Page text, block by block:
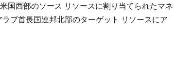
国西部のソース リソースに割り当てられたマネ
ブ首長国連邦北部のターゲット リソースにア